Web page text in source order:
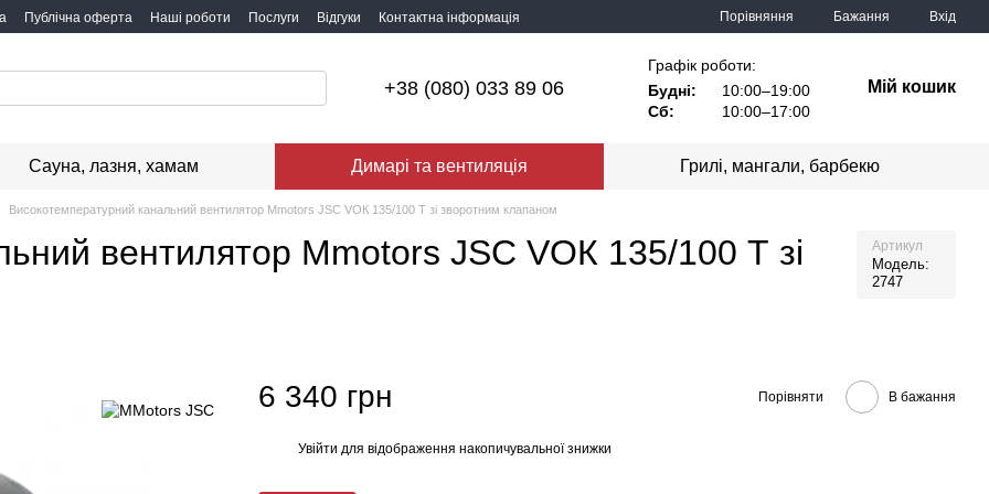
Публічна оферта Наші роботи Послуги Відгуки Контактна інформація Порівняння Бажання Вхід
+38 (080) 033 89 06
Графік роботи:
Будні:
10:00–19:00
Сб:
10:00–17:00
Мій кошик
Сауна, лазня, хамам Димарі та вентиляція Грилі, мангали, барбекю
Високотемпературний канальний вентилятор Mmotors JSC VОК 135/100 Т зі зворотним клапаном
вентилятор Mmotors JSC VОК 135/100 Т зі
Артикул
Модель:
2747
6 340 грн Порівняти В бажання
Увійти для відображення накопичувальної знижки